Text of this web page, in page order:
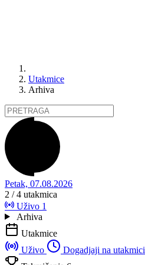
Utakmice
Arhiva
Petak, 07.08.2026
2 / 4 utakmica
Uživo 1
Arhiva
Utakmice
Uživo
Dogadjaji na utakmici